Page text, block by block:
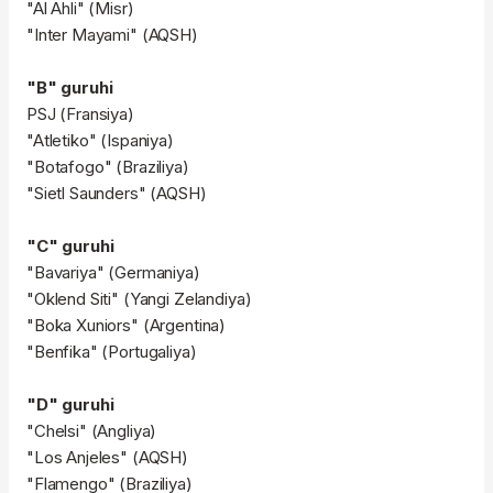
"Al Ahli" (Misr)
"Inter Mayami" (AQSH)
"B" guruhi
PSJ (Fransiya)
"Atletiko" (Ispaniya)
"Botafogo" (Braziliya)
"Sietl Saunders" (AQSH)
"C" guruhi
"Bavariya" (Germaniya)
"Oklend Siti" (Yangi Zelandiya)
"Boka Xuniors" (Argentina)
"Benfika" (Portugaliya)
"D" guruhi
"Chelsi" (Angliya)
"Los Anjeles" (AQSH)
"Flamengo" (Braziliya)